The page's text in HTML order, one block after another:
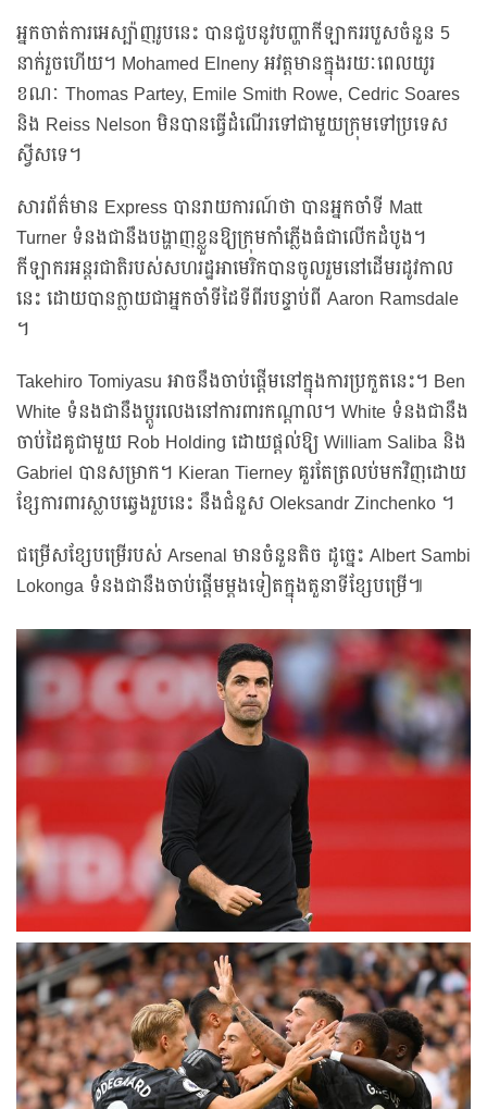
អ្នកចាត់ការអេស្ប៉ាញរូបនេះ បានជួបនូវបញ្ហាកីឡាកររបួសចំនួន 5
នាក់រួចហើយ។ Mohamed Elneny អវត្តមានក្នុងរយៈពេលយូរ
ខណៈ Thomas Partey, Emile Smith Rowe, Cedric Soares
និង Reiss Nelson មិនបានធ្វើដំណើរទៅជាមួយក្រុមទៅប្រទេស
ស្វីសទេ។
សារព័ត៌មាន Express បានរាយការណ៍ថា បានអ្នកចាំទី Matt
Turner ទំនងជានឹងបង្ហាញខ្លួនឱ្យក្រុមកាំភ្លើងធំជាលើកដំបូង។
កីឡាករអន្តរជាតិរបស់សហរដ្ឋអាមេរិកបានចូលរួមនៅដើមរដូវកាល
នេះ ដោយបានក្លាយជាអ្នកចាំទីដៃទីពីរបន្ទាប់ពី Aaron Ramsdale
។
Takehiro Tomiyasu អាចនឹងចាប់ផ្តើមនៅក្នុងការប្រកួតនេះ។ Ben
White ទំនងជានឹងប្តូរលេងនៅការពារកណ្ដាល។ White ទំនងជានឹង
ចាប់ដៃគូជាមួយ Rob Holding ដោយផ្តល់ឱ្យ William Saliba និង
Gabriel បានសម្រាក។ Kieran Tierney គួរតែត្រលប់មកវិញដោយ
ខ្សែការពារស្លាបឆ្វេងរួបនេះ នឹងជំនួស Oleksandr Zinchenko ។
ជម្រើសខ្សែបម្រើរបស់ Arsenal មានចំនួនតិច ដូច្នេះ Albert Sambi
Lokonga ទំនងជានឹងចាប់ផ្តើមម្តងទៀតក្នុងតួនាទីខ្សែបម្រើ៕